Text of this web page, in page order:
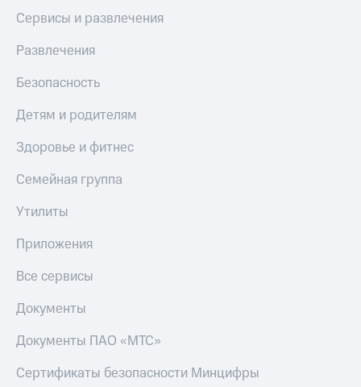
Сервисы и развлечения
Развлечения
Безопасность
Детям и родителям
Здоровье и фитнес
Семейная группа
Утилиты
Приложения
Все сервисы
Документы
Документы ПАО «МТС»
Сертификаты безопасности Минцифры